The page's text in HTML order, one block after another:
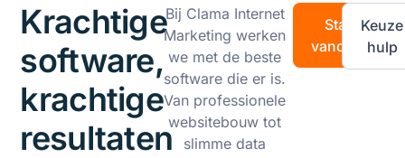
Krachtige
software,
krachtige
resultaten
Bij Clama Internet
Marketing werken
we met de beste
software die er is.
Van professionele
websitebouw tot
slimme data
Start
vandaag
Keuze
hulp